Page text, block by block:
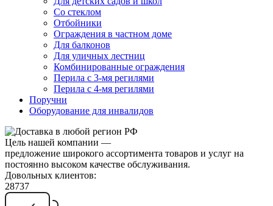
Со стеклом
Отбойники
Ограждения в частном доме
Для балконов
Для уличных лестниц
Комбинированные ограждения
Перила с 3-мя регилями
Перила с 4-мя регилями
Поручни
Оборудование для инвалидов
Цель нашей компании —
предложение широкого ассортимента товаров и услуг на
постоянно высоком качестве обслуживания.
Довольных клиентов:
28737